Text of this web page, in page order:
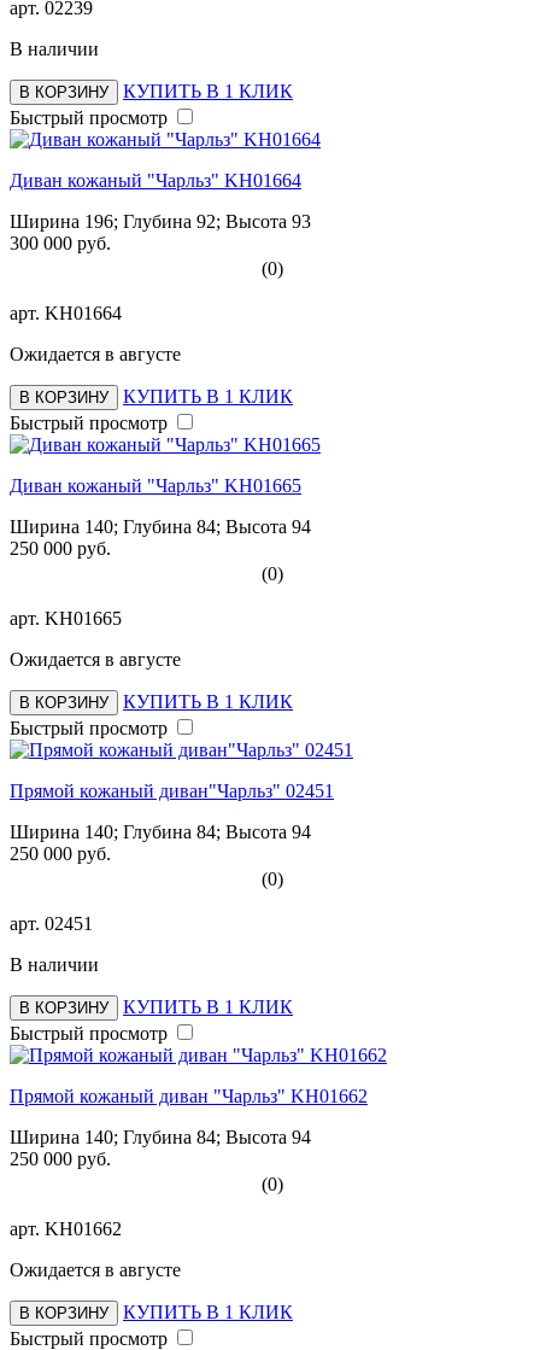
арт. 02239
В наличии
В КОРЗИНУ
КУПИТЬ В 1 КЛИК
Быстрый просмотр
Диван кожаный "Чарльз" KH01664
Ширина 196; Глубина 92; Высота 93
300 000 руб.
(0)
арт. KH01664
Ожидается в августе
В КОРЗИНУ
КУПИТЬ В 1 КЛИК
Быстрый просмотр
Диван кожаный "Чарльз" KH01665
Ширина 140; Глубина 84; Высота 94
250 000 руб.
(0)
арт. KH01665
Ожидается в августе
В КОРЗИНУ
КУПИТЬ В 1 КЛИК
Быстрый просмотр
Прямой кожаный диван"Чарльз" 02451
Ширина 140; Глубина 84; Высота 94
250 000 руб.
(0)
арт. 02451
В наличии
В КОРЗИНУ
КУПИТЬ В 1 КЛИК
Быстрый просмотр
Прямой кожаный диван "Чарльз" KH01662
Ширина 140; Глубина 84; Высота 94
250 000 руб.
(0)
арт. KH01662
Ожидается в августе
В КОРЗИНУ
КУПИТЬ В 1 КЛИК
Быстрый просмотр